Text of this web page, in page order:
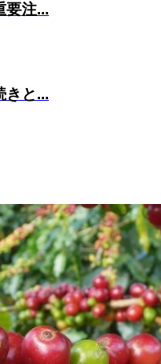
要注...
きと...